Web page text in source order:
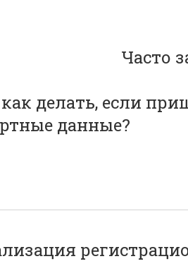
Часто
делать, если
данные?